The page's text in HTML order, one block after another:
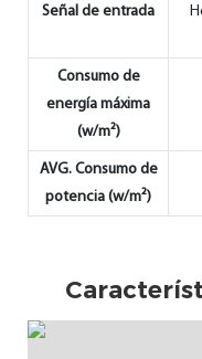
Señal de entrada
Consumo de
energía máxima
(w/m²)
AVG. Consumo de
potencia (w/m²)